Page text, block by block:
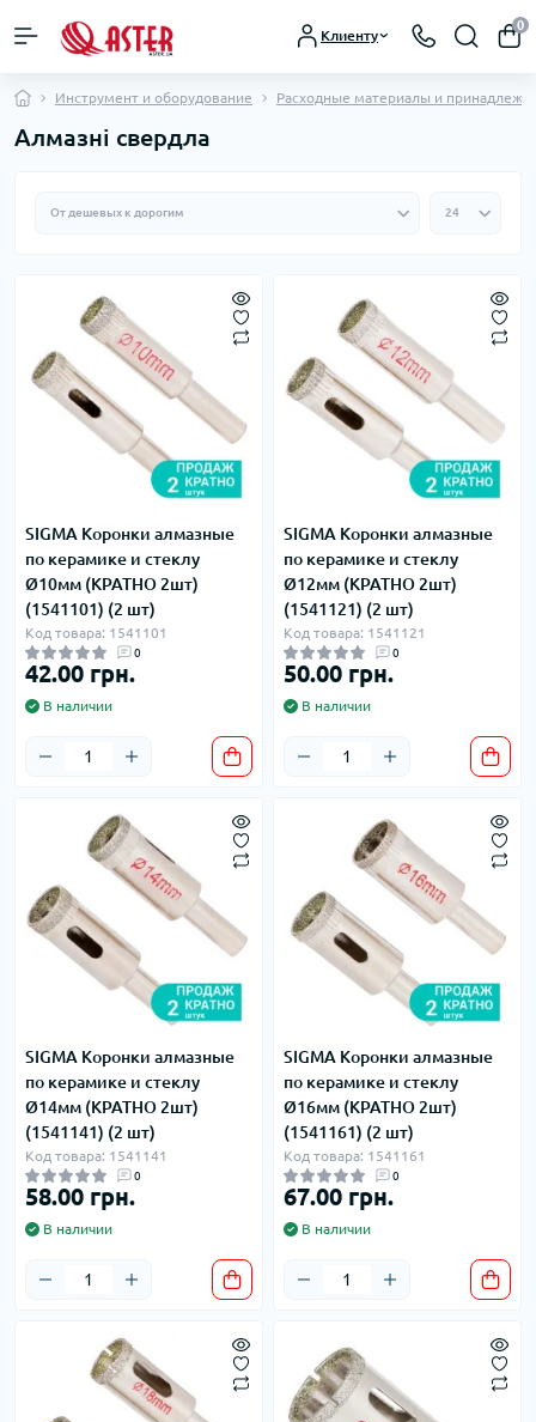
Клиенту
0
Инструмент и оборудование Расходные материалы и
Алмазні свердла
SIGMA Коронки алмазные
по керамике и стеклу
Ø10мм (КРАТНО 2шт)
(1541101) (2 шт)
Код товара: 1541101
0
42.00 грн.
В наличии
SIGMA Коронки алмазные
по керамике и стеклу
Ø12мм (КРАТНО 2шт)
(1541121) (2 шт)
Код товара: 1541121
0
50.00 грн.
В наличии
SIGMA Коронки алмазные
по керамике и стеклу
Ø14мм (КРАТНО 2шт)
(1541141) (2 шт)
Код товара: 1541141
0
58.00 грн.
В наличии
SIGMA Коронки алмазные
по керамике и стеклу
Ø16мм (КРАТНО 2шт)
(1541161) (2 шт)
Код товара: 1541161
0
67.00 грн.
В наличии